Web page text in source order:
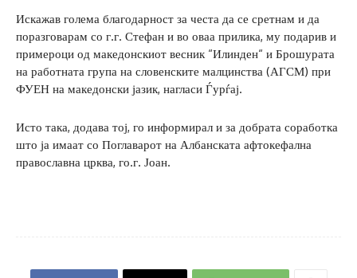
Искажав голема благодарност за честа да се сретнам и да
поразговарам со г.г. Стефан и во оваа прилика, му подарив и
примероци од македонскиот весник “Илинден“ и Брошурата
на работната група на словенските малцинства (АГСМ) при
ФУЕН на македонски јазик, нагласи Ѓурѓај.
Исто така, додава тој, го информирал и за добрата соработка
што ја имаат со Поглаварот на Албанската афтокефална
православна црква, го.г. Јоан.